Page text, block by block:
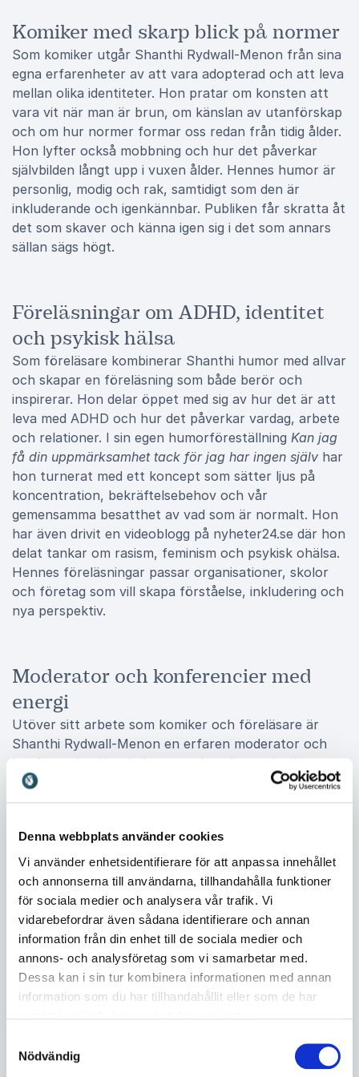
Denna webbplats använder cookies
Vi använder enhetsidentifierare för att anpassa innehållet
och annonserna till användarna, tillhandahålla funktioner
för sociala medier och analysera vår trafik. Vi
vidarebefordrar även sådana identifierare och annan
information från din enhet till de sociala medier och
annons- och analysföretag som vi samarbetar med.
Dessa kan i sin tur kombinera informationen med annan
information som du har tillhandahållit eller som de har
Nödvändig
Komiker med skarp blick på normer
Som komiker utgår Shanthi Rydwall-Menon från sina
egna erfarenheter av att vara adopterad och att leva
mellan olika identiteter. Hon pratar om konsten att
vara vit när man är brun, om känslan av utanförskap
och om hur normer formar oss redan från tidig ålder.
Hon lyfter också mobbning och hur det påverkar
självbilden långt upp i vuxen ålder. Hennes humor är
personlig, modig och rak, samtidigt som den är
inkluderande och igenkännbar. Publiken får skratta åt
det som skaver och känna igen sig i det som annars
sällan sägs högt.
Föreläsningar om ADHD, identitet
och psykisk hälsa
Som föreläsare kombinerar Shanthi humor med allvar
och skapar en föreläsning som både berör och
inspirerar. Hon delar öppet med sig av hur det är att
leva med ADHD och hur det påverkar vardag, arbete
och relationer. I sin egen humorföreställning Kan jag
få din uppmärksamhet tack för jag har ingen själv har
hon turnerat med ett koncept som sätter ljus på
koncentration, bekräftelsebehov och vår
gemensamma besatthet av vad som är normalt. Hon
har även drivit en videoblogg på nyheter24.se där hon
delat tankar om rasism, feminism och psykisk ohälsa.
Hennes föreläsningar passar organisationer, skolor
och företag som vill skapa förståelse, inkludering och
nya perspektiv.
Moderator och konferencier med
energi
Utöver sitt arbete som komiker och föreläsare är
Shanthi Rydwall-Menon en erfaren moderator och
konferencier. Hon leder samtal med energi, värme
och precision och har en naturlig förmåga att få både
panel och publik att känna sig trygga. Hennes
och bekväm i oväntade situationer, vilket skapar ett
levande och dynamiskt evenemang. Hon har
dessutom varit med och drivit humorklubbenStand
Up Yourspå Södra Teatern i Stockholm, där hon varit
en del av att bygga en stark scen för svensk stand
up.
Boka Shanthi Rydwall-Menon till
När du bokar Shanthi Rydwall-Menon som komiker,
föreläsare eller moderator får du en scenpersonlighet